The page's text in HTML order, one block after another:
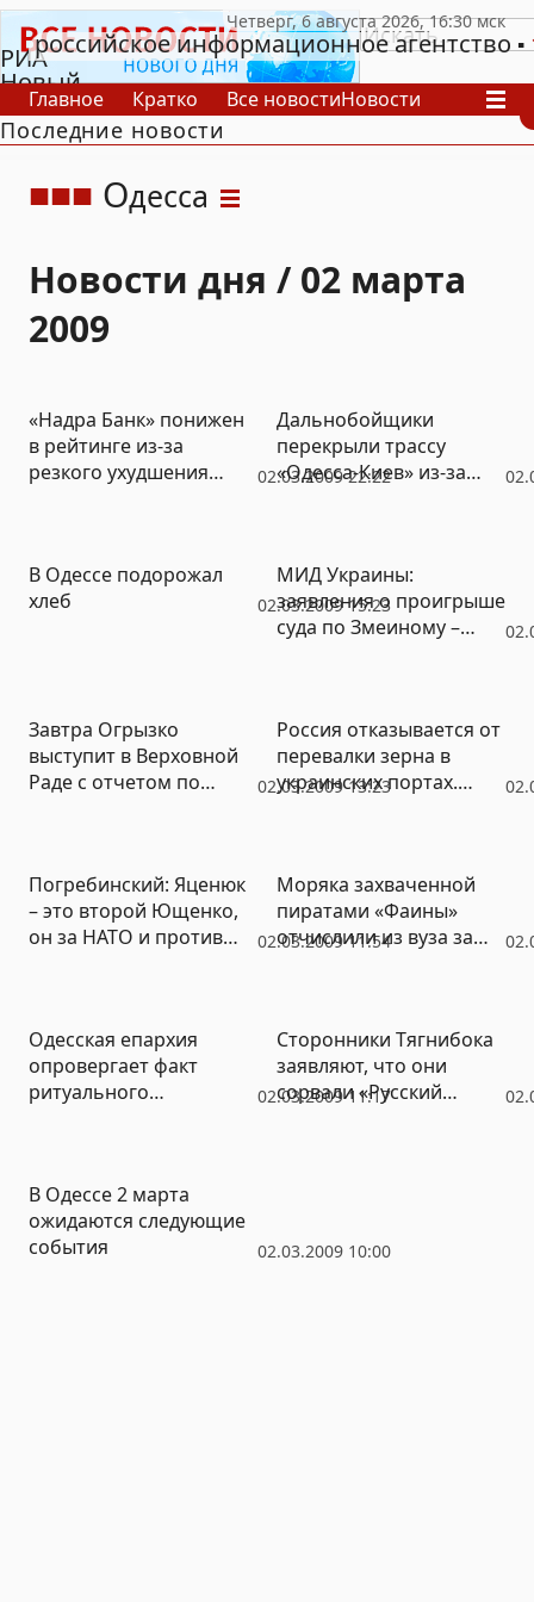
РИА
Новый
День
российское информационное агентство
Главное Кратко Все новостиНовости
В России
В мире
Последние новости
Одесса
Новости дня / 02 марта
2009
02.03.2009 22:22
«Надра Банк» понижен
в рейтинге из-за
резкого ухудшения
Дальнобойщики
перекрыли трассу
«Одесса-Киев» из-за
02.03.2009 15:23
В Одессе подорожал
хлеб
МИД Украины:
заявления о проигрыше
суда по Змеиному –
02.03.2009 13:23
Завтра Огрызко
выступит в Верховной
Раде с отчетом по
Россия отказывается от
перевалки зерна в
украинских портах.
02.03.2009 11:54
Погребинский: Яценюк
– это второй Ющенко,
он за НАТО и против
Моряка захваченной
пиратами «Фаины»
отчислили из вуза за
02.03.2009 11:17
Одесская епархия
опровергает факт
ритуального
Сторонники Тягнибока
заявляют, что они
сорвали «Русский
02.03.2009 10:00
В Одессе 2 марта
ожидаются следующие
события